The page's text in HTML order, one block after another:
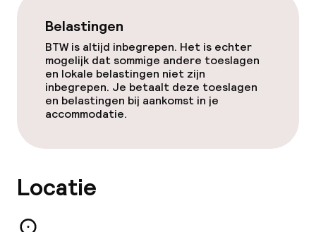
Entertainment
Gratis wifi
Tuin
Eet- en drinkgelegenheden
Belastingen
BTW is altijd inbegrepen. Het is echter
mogelijk dat sommige andere toeslagen
en lokale belastingen niet zijn
inbegrepen. Je betaalt deze toeslagen
en belastingen bij aankomst in je
accommodatie.
Locatie